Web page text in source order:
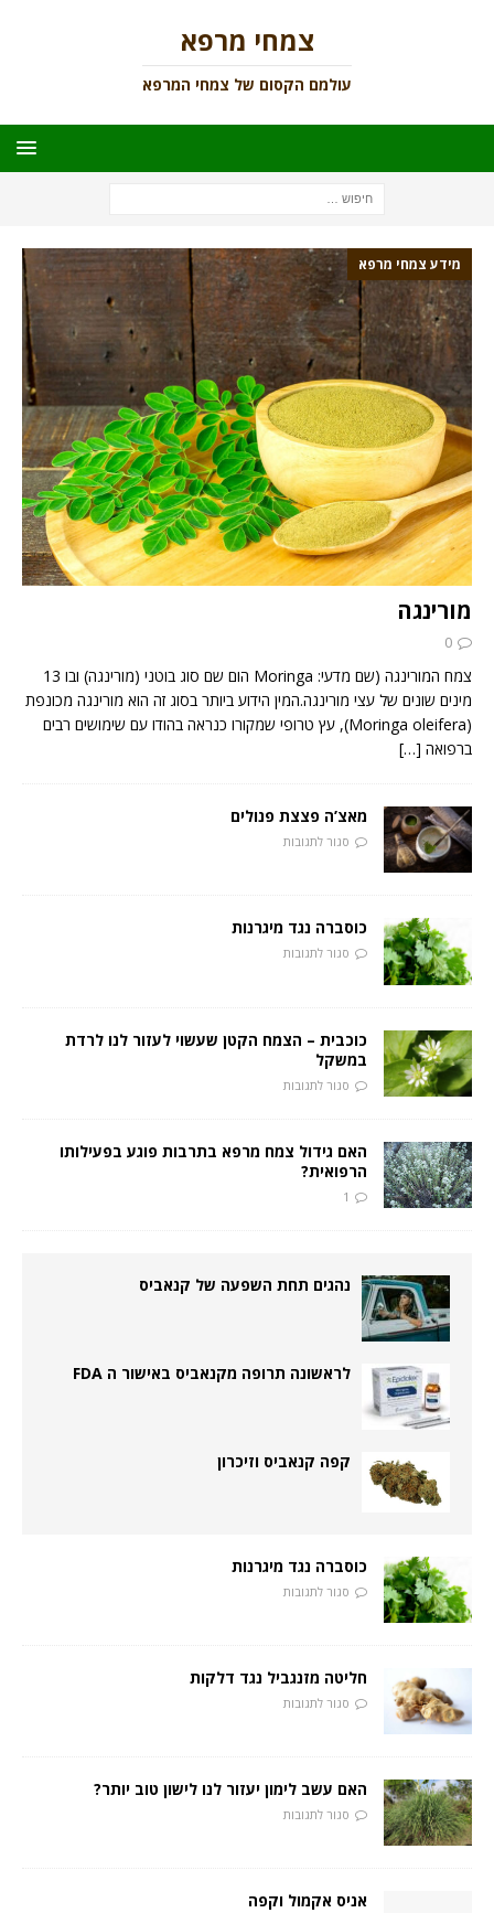
צמחי מרפא
עולמם הקסום של צמחי המרפא
מורינגה
מידע צמחי מרפא
0
צמח המורינגה (שם מדעי: Moringa הום שם סוג בוטני (מורינגה) ובו 13
מינים שונים של עצי מורינגה.המין הידוע ביותר בסוג זה הוא מורינגה מכונפת
(Moringa oleifera), עץ טרופי שמקורו כנראה בהודו עם שימושים רבים
ברפואה […]
מאצ’ה פצצת פנולים
סגור לתגובות
כוסברה נגד מיגרנות
סגור לתגובות
כוכבית – הצמח הקטן שעשוי לעזור לנו לרדת
במשקל
סגור לתגובות
האם גידול צמח מרפא בתרבות פוגע בפעילותו
הרפואית?
1
נהגים תחת השפעה של קנאביס
לראשונה תרופה מקנאביס באישור ה FDA
קפה קנאביס וזיכרון
כוסברה נגד מיגרנות
סגור לתגובות
חליטה מזנגביל נגד דלקות
סגור לתגובות
האם עשב לימון יעזור לנו לישון טוב יותר?
סגור לתגובות
אניס אקמול וקפה